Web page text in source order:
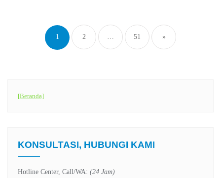
navigation
1 2 … 51 »
[Beranda]
KONSULTASI, HUBUNGI KAMI
Hotline Center, Call/WA: (24 Jam)